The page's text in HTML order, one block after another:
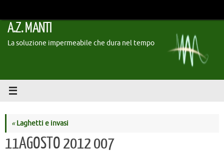
contenuto
A.Z. MANTI
La soluzione impermeabile che dura nel tempo
«Laghetti e invasi
11AGOSTO 2012 007